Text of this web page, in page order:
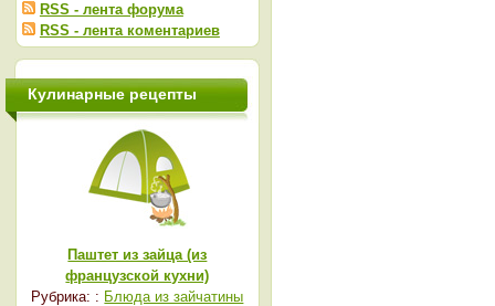
RSS - лента форума
RSS - лента коментариев
Кулинарные рецепты
Паштет из зайца (из
французской кухни)
Рубрика: : Блюда из зайчатины